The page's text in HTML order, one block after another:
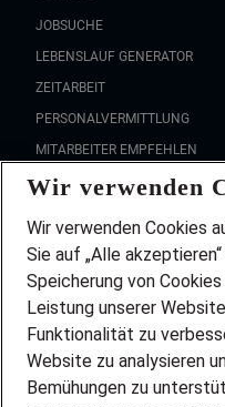
JOBSUCHE
LEBENSLAUF GENERATOR
ZEITARBEIT
PERSONALVERMITTLUNG
MITARBEITER EMPFEHLEN
FAQ
Wir stellen ein!
DEINE BERUFSGRUPPE
DEINE LEBENSSITUATION
PARTNERSHIP WITH AIRBUS
INITIATIV BEWERBEN
Wir verwenden
Wir verwenden Cookies
Sie auf „Alle
Speicherung von
Leistung unserer
Funktionalität zu
Website zu analysieren
Bemühungen zu